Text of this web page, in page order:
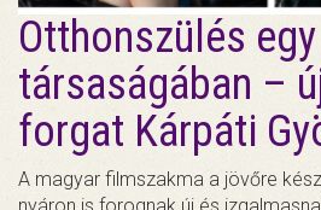
Otthonszülés
társaságában –
forgat Kárpáti
A magyar filmszakma a jövőre